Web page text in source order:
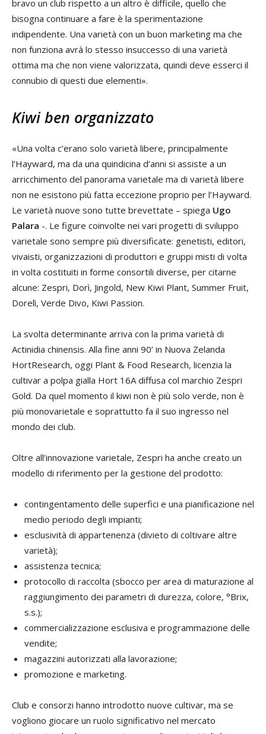
bravo un club rispetto a un altro è difficile, quello che
bisogna continuare a fare è la sperimentazione
indipendente. Una varietà con un buon marketing ma che
non funziona avrà lo stesso insuccesso di una varietà
ottima ma che non viene valorizzata, quindi deve esserci il
connubio di questi due elementi».
Kiwi ben organizzato
«Una volta c’erano solo varietà libere, principalmente
l’Hayward, ma da una quindicina d’anni si assiste a un
arricchimento del panorama varietale ma di varietà libere
non ne esistono più fatta eccezione proprio per l’Hayward.
Le varietà nuove sono tutte brevettate – spiega Ugo
Palara -. Le figure coinvolte nei vari progetti di sviluppo
varietale sono sempre più diversificate: genetisti, editori,
vivaisti, organizzazioni di produttori e gruppi misti di volta
in volta costituiti in forme consortili diverse, per citarne
alcune: Zespri, Dorì, Jingold, New Kiwi Plant, Summer Fruit,
Dorelì, Verde Divo, Kiwi Passion.
La svolta determinante arriva con la prima varietà di
Actinidia chinensis. Alla fine anni 90’ in Nuova Zelanda
HortResearch, oggi Plant & Food Research, licenzia la
cultivar a polpa gialla Hort 16A diffusa col marchio Zespri
Gold. Da quel momento il kiwi non è più solo verde, non è
più monovarietale e soprattutto fa il suo ingresso nel
mondo dei club.
Oltre all’innovazione varietale, Zespri ha anche creato un
modello di riferimento per la gestione del prodotto:
contingentamento delle superfici e una pianificazione nel
medio periodo degli impianti;
esclusività di appartenenza (divieto di coltivare altre
varietà);
assistenza tecnica;
protocollo di raccolta (sbocco per area di maturazione al
raggiungimento dei parametri di durezza, colore, °Brix,
s.s.);
commercializzazione esclusiva e programmazione delle
vendite;
magazzini autorizzati alla lavorazione;
promozione e marketing.
Club e consorzi hanno introdotto nuove cultivar, ma se
vogliono giocare un ruolo significativo nel mercato